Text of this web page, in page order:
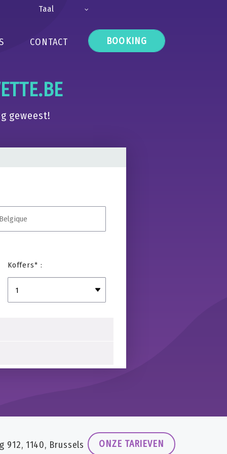
Taal
CONTACT BOOKING
geweest!
Koffers* :
1140, Brussels ONZE TARIEVEN